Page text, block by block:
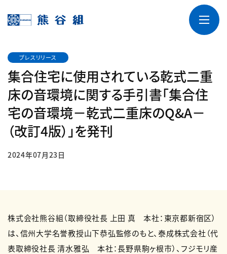
プレスリリース
集合住宅に使用されている乾式二重
床の音環境に関する手引書「集合住
宅の音環境－乾式二重床のQ&A－
（改訂4版）」を発刊
2024年07月23日
株式会社熊谷組（取締役社長 上田 真 本社：東京都新宿区）
は、信州大学名誉教授山下恭弘監修のもと、泰成株式会社（代
表取締役社長 清水雅弘 本社：長野県駒ヶ根市）、フジモリ産